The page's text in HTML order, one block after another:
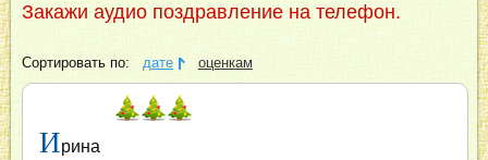
Закажи аудио поздравление на телефон.
Сортировать по: дате оценкам
Ирина